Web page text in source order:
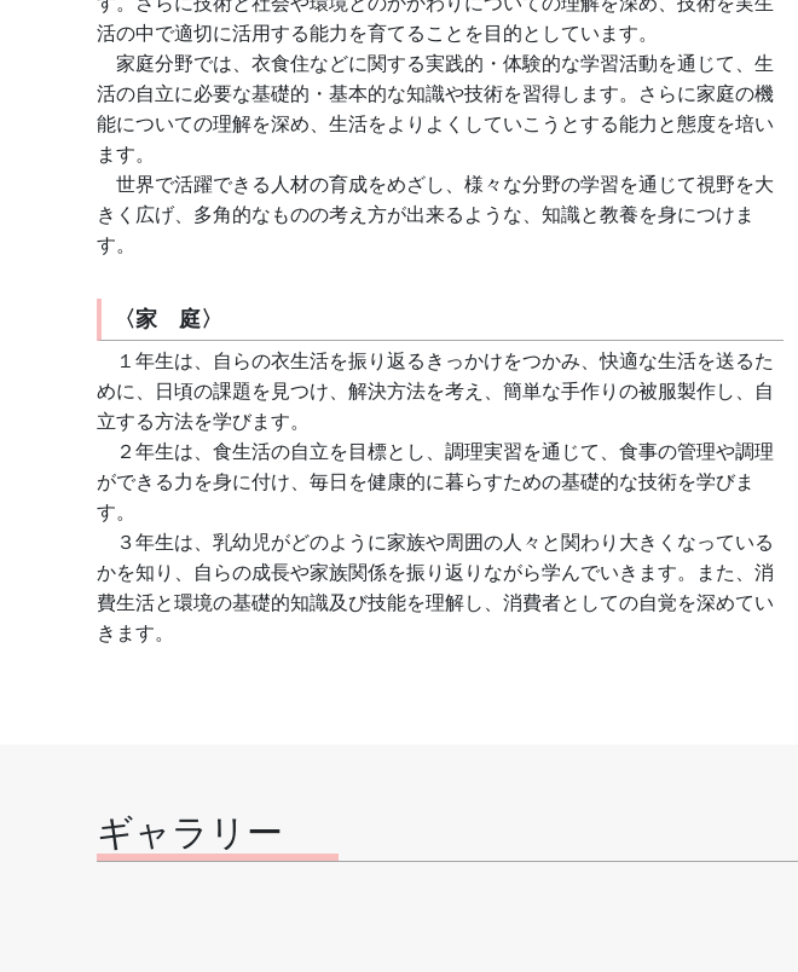
活の中で適切に活用する能力を育てることを目的としています。
家庭分野では、衣食住などに関する実践的・体験的な学習活動を通じて、生
活の自立に必要な基礎的・基本的な知識や技術を習得します。さらに家庭の機
能についての理解を深め、生活をよりよくしていこうとする能力と態度を培い
ます。
世界で活躍できる人材の育成をめざし、様々な分野の学習を通じて視野を大
きく広げ、多角的なものの考え方が出来るような、知識と教養を身につけま
す。
〈家 庭〉
１年生は、自らの衣生活を振り返るきっかけをつかみ、快適な生活を送るた
めに、日頃の課題を見つけ、解決方法を考え、簡単な手作りの被服製作し、自
立する方法を学びます。
２年生は、食生活の自立を目標とし、調理実習を通じて、食事の管理や調理
ができる力を身に付け、毎日を健康的に暮らすための基礎的な技術を学びま
す。
３年生は、乳幼児がどのように家族や周囲の人々と関わり大きくなっている
かを知り、自らの成長や家族関係を振り返りながら学んでいきます。また、消
費生活と環境の基礎的知識及び技能を理解し、消費者としての自覚を深めてい
きます。
ギャラリー